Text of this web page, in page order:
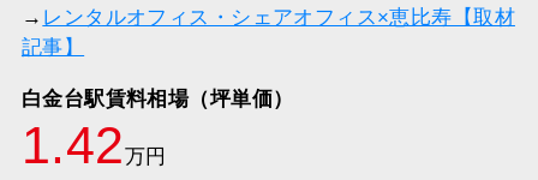
→ レンタルオフィス・シェアオフィス×恵比寿【取材
記事】
白金台駅賃料相場（坪単価）
1.42万円